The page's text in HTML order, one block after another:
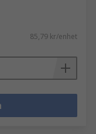
85,79 kr/enhet